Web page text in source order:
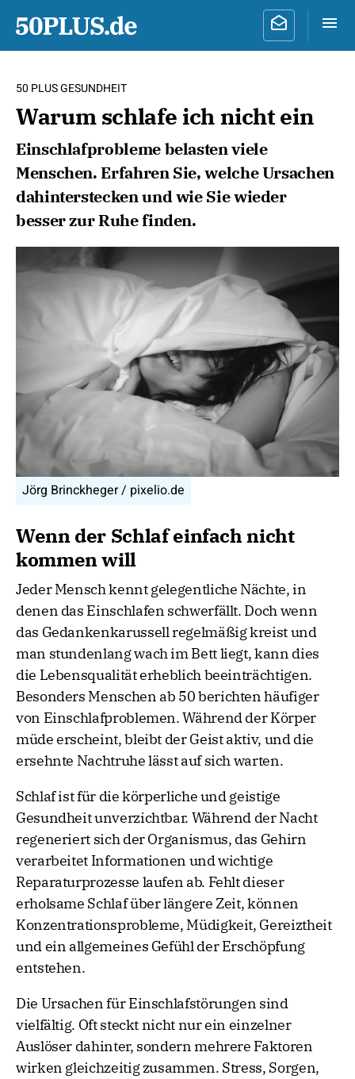
50 PLUS GESUNDHEIT
Warum schlafe ich nicht ein
Einschlafprobleme belasten viele
Menschen. Erfahren Sie, welche Ursachen
dahinterstecken und wie Sie wieder
besser zur Ruhe finden.
Jörg Brinckheger / pixelio.de
Wenn der Schlaf einfach nicht
kommen will
Jeder Mensch kennt gelegentliche Nächte, in
denen das Einschlafen schwerfällt. Doch wenn
das Gedankenkarussell regelmäßig kreist und
man stundenlang wach im Bett liegt, kann dies
die Lebensqualität erheblich beeinträchtigen.
Besonders Menschen ab 50 berichten häufiger
von Einschlafproblemen. Während der Körper
müde erscheint, bleibt der Geist aktiv, und die
ersehnte Nachtruhe lässt auf sich warten.
Schlaf ist für die körperliche und geistige
Gesundheit unverzichtbar. Während der Nacht
regeneriert sich der Organismus, das Gehirn
verarbeitet Informationen und wichtige
Reparaturprozesse laufen ab. Fehlt dieser
erholsame Schlaf über längere Zeit, können
Konzentrationsprobleme, Müdigkeit, Gereiztheit
und ein allgemeines Gefühl der Erschöpfung
entstehen.
Die Ursachen für Einschlafstörungen sind
vielfältig. Oft steckt nicht nur ein einzelner
Auslöser dahinter, sondern mehrere Faktoren
wirken gleichzeitig zusammen. Stress, Sorgen,